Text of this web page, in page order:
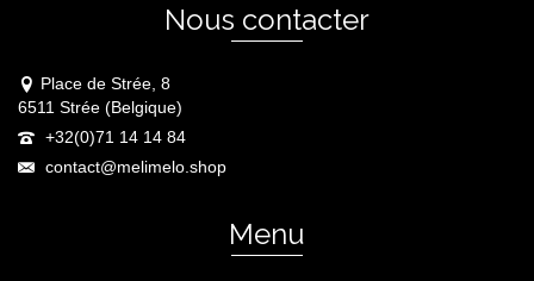
Nous contacter
Place de Strée, 8
6511 Strée (Belgique)
+32(0)71 14 14 84
contact@melimelo.shop
Menu